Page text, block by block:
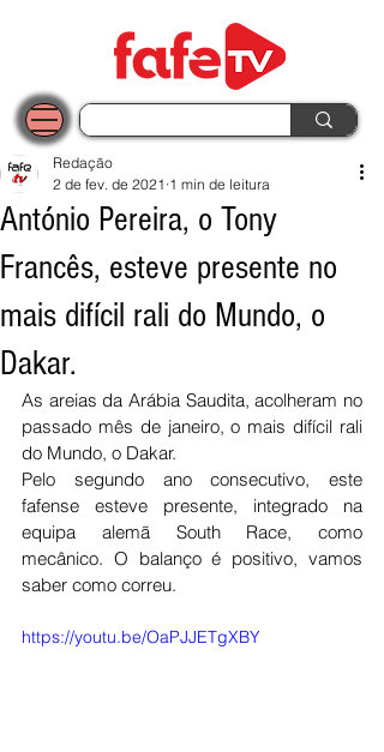
António Pereira, o Tony
Francês, esteve presente no
mais difícil rali do Mundo, o
Dakar.
Redação
2 de fev. de 2021 1 min de leitura
As areias da Arábia Saudita, acolheram no
passado mês de janeiro, o mais difícil rali
do Mundo, o Dakar.
Pelo segundo ano consecutivo, este
fafense esteve presente, integrado na
equipa alemã South Race, como
mecânico. O balanço é positivo, vamos
saber como correu.
https://youtu.be/OaPJJETgXBY